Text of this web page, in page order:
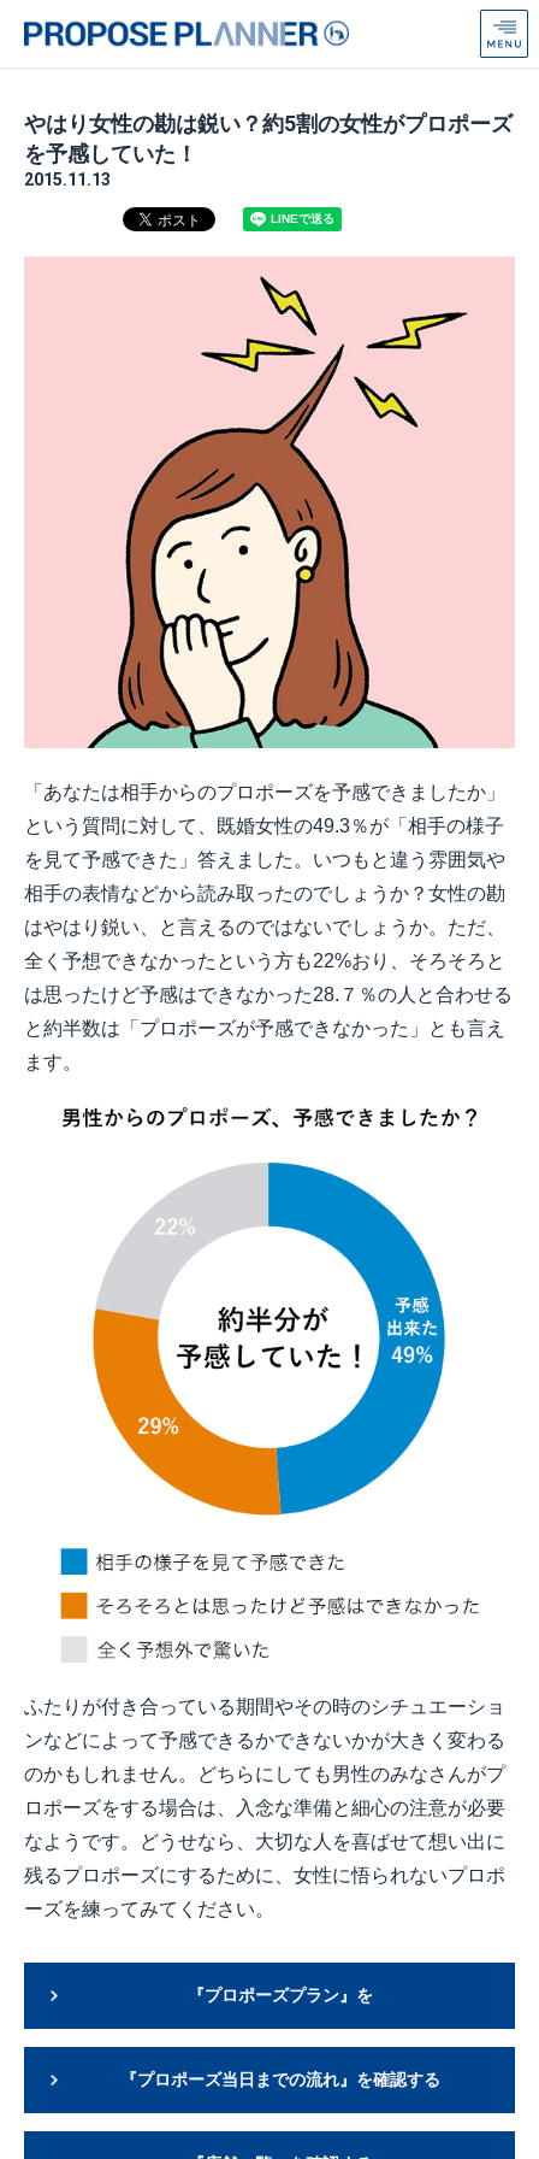
ロ
ズ
ン
from
Anniversaire
やはり女性の勘は鋭い？約5割の女性がプロポーズ
を予感していた！
2015.11.13
「あなたは相手からのプロポーズを予感できましたか」
という質問に対して、既婚女性の49.3％が「相手の様子
を見て予感できた」答えました。いつもと違う雰囲気や
相手の表情などから読み取ったのでしょうか？女性の勘
はやはり鋭い、と言えるのではないでしょうか。ただ、
全く予想できなかったという方も22%おり、そろそろと
は思ったけど予感はできなかった28.７％の人と合わせる
と約半数は「プロポーズが予感できなかった」とも言え
ます。
ふたりが付き合っている期間やその時のシチュエーショ
ンなどによって予感できるかできないかが大きく変わる
のかもしれません。どちらにしても男性のみなさんがプ
ロポーズをする場合は、入念な準備と細心の注意が必要
なようです。どうせなら、大切な人を喜ばせて想い出に
残るプロポーズにするために、女性に悟られないプロポ
ーズを練ってみてください。
『プロポーズプラン』を
『プロポーズ当日までの流れ』を確認する